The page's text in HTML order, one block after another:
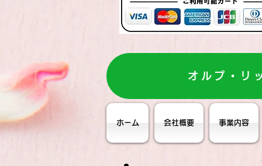
オルプ・リ
ホーム 会社概要 事業内容